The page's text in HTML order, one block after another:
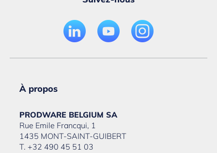
À propos
PRODWARE BELGIUM SA
Rue Emile Francqui, 1
1435 MONT-SAINT-GUIBERT
T. +32 490 45 51 03